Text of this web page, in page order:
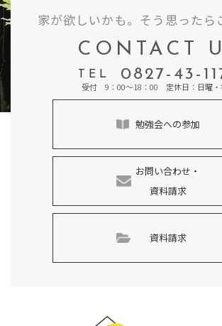
家が欲しいかも。そう思ったら
CONTACT
TEL 0827-43-
受付 9：00～18：00 定休日：日曜・
勉強会への参加
お問い合わせ・
資料請求
資料請求